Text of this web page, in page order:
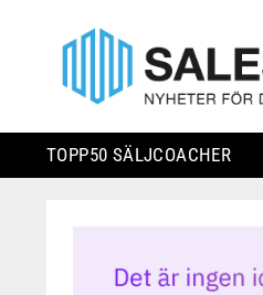
TOPP50 SÄLJCOACHER
content